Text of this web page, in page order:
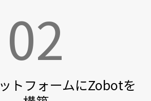
02
トフォームにZobotを